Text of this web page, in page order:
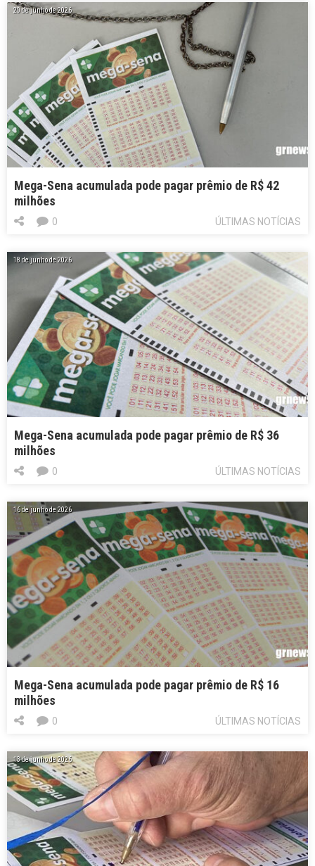
20 de junho de 2026
Mega-Sena acumulada pode pagar prêmio de R$ 42
milhões
ÚLTIMAS NOTÍCIAS
0
18 de junho de 2026
Mega-Sena acumulada pode pagar prêmio de R$ 36
milhões
ÚLTIMAS NOTÍCIAS
0
16 de junho de 2026
Mega-Sena acumulada pode pagar prêmio de R$ 16
milhões
ÚLTIMAS NOTÍCIAS
0
13 de junho de 2026